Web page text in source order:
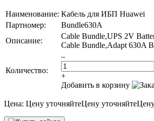
Наименование: Кабель для ИБП Huawei
Партномер:
Bundle630A
Описание:
Cable Bundle,UPS 2V
Cable Bundle,Adapt 630A
Количество:
–
+
Добавить в корзину
Цена: Цену уточняйтеЦену уточняйте